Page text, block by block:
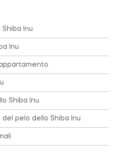
Inu
Inu
Shiba Inu
pelo dello Shiba Inu